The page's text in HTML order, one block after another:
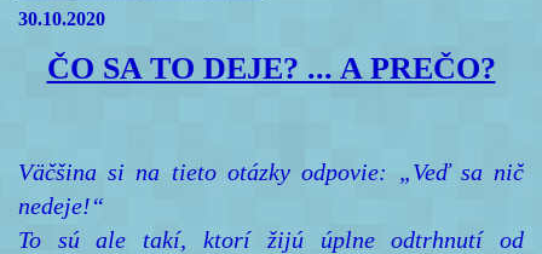
30.10.2020
ČO SA TO DEJE? ... A PREČO?
Väčšina si na tieto otázky odpovie: „Veď sa nič
nedeje!“
To sú ale takí, ktorí žijú úplne odtrhnutí od